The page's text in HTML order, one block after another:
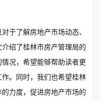
于了解房地产市场动态、
绍了桂林市房产管理局的
况，希望能够帮助读者更
。同时，我们也希望桂林
力度，促进房地产市场的